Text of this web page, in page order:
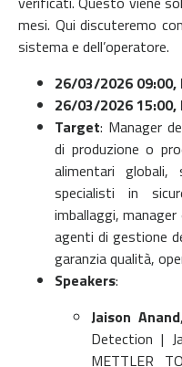
mesi. Qui discuteremo
sistema e dell’operatore.
26/03/2026 09:00,
26/03/2026 15:00,
Target: Manager
di produzione o
alimentari globali,
specialisti in
imballaggi,
agenti di gestione
garanzia qualità,
Speakers:
Jaison Anand
Detection |
METTLER